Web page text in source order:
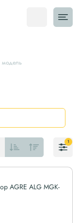
модель
1
AGRE ALG MGK-